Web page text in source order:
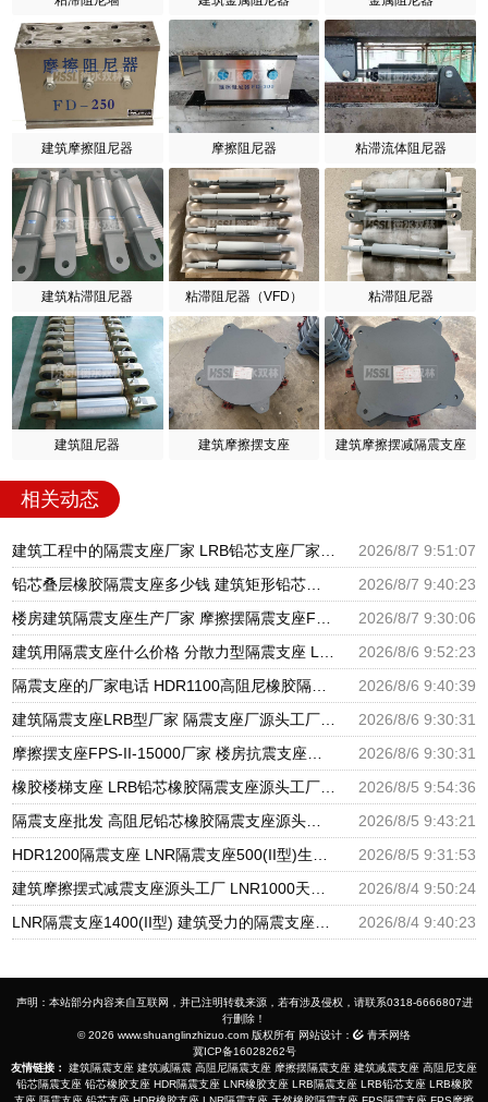
建筑摩擦阻尼器 摩擦阻尼器 粘滞流体阻尼器
建筑粘滞阻尼器 粘滞阻尼器（VFD） 粘滞阻尼器
建筑阻尼器 建筑摩擦摆支座 建筑摩擦摆减隔震支座
相关动态
2026/8/7 9:51:07
2026/8/7 9:40:23
2026/8/7 9:30:06
2026/8/6 9:52:23
2026/8/6 9:40:39
2026/8/6 9:30:31
2026/8/6 9:30:31
2026/8/5 9:54:36
2026/8/5 9:43:21
2026/8/5 9:31:53
2026/8/4 9:50:24
2026/8/4 9:40:23
声明：本站部分内容来自互联网，并已注明转载来源，若有涉及侵权，请联系0318-6666807进
行删除！
© 2026 www.shuanglinzhizuo.com 版权所有 网站设计：
青禾网络
冀ICP备16028262号
友情链接：
建筑隔震支座 建筑减隔震 高阻尼隔震支座 摩擦摆隔震支座 建筑减震支座 高阻尼支座
铅芯隔震支座 铅芯橡胶支座 HDR隔震支座 LNR橡胶支座 LRB隔震支座 LRB铅芯支座 LRB橡胶